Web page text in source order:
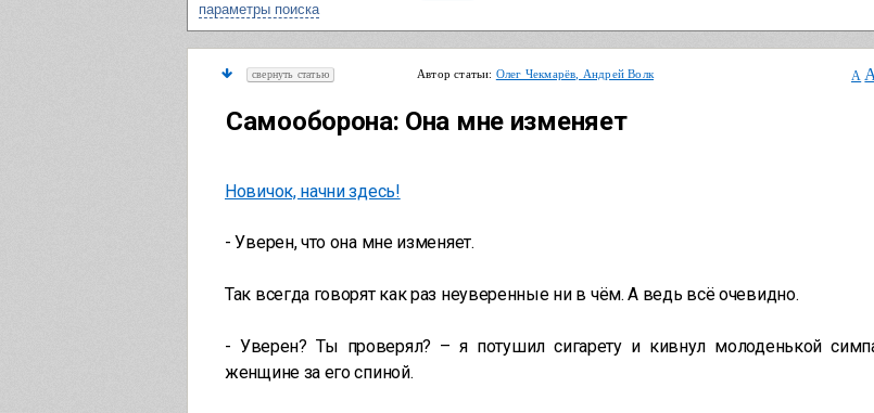
параметры поиска
свернуть статью Автор статьи: Олег Чекмарёв, Андрей Волк A A
Самооборона: Она мне изменяет
Новичок, начни здесь!
- Уверен, что она мне изменяет.
Так всегда говорят как раз неуверенные ни в чём. А ведь всё очевидно.
- Уверен? Ты проверял? – я потушил сигарету и кивнул молоденькой
женщине за его спиной.